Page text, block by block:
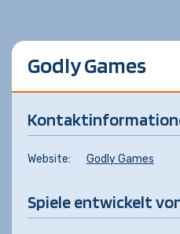
Godly Games
Website: Godly Games
Spiele entwickelt